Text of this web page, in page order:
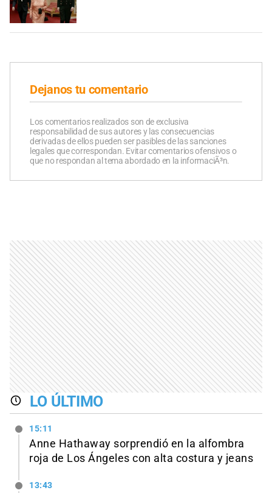
Dejanos tu comentario
Los comentarios realizados son de exclusiva
responsabilidad de sus autores y las consecuencias
derivadas de ellos pueden ser pasibles de las sanciones
legales que correspondan. Evitar comentarios ofensivos o
que no respondan al tema abordado en la informaciÃ³n.
LO ÚLTIMO
15:11
Anne Hathaway sorprendió en la alfombra
roja de Los Ángeles con alta costura y jeans
13:43